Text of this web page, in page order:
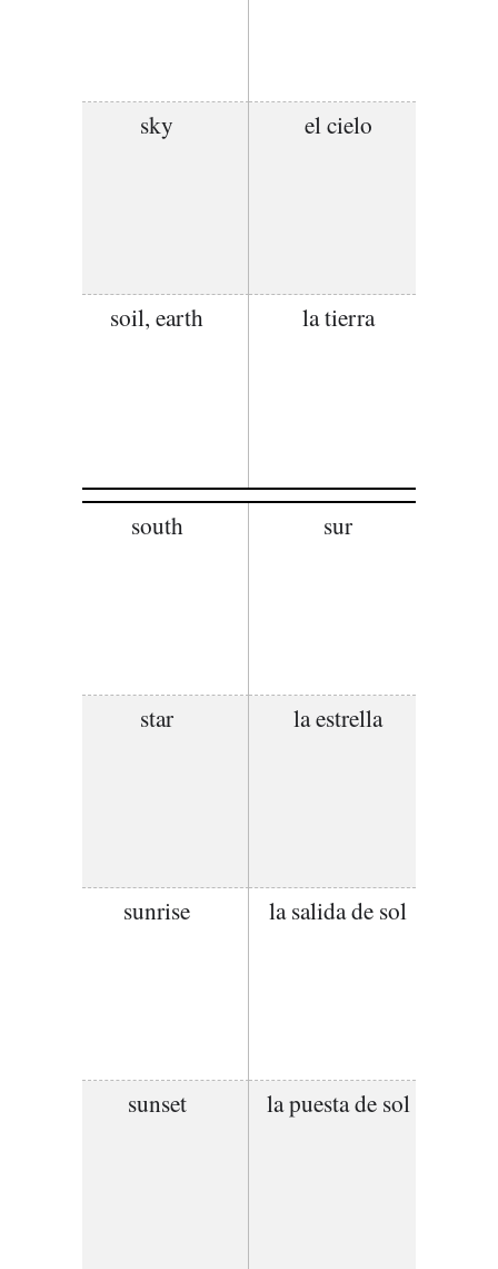
sky el cielo
soil, earth la tierra
south sur
star la estrella
sunrise la salida de sol
sunset la puesta de sol